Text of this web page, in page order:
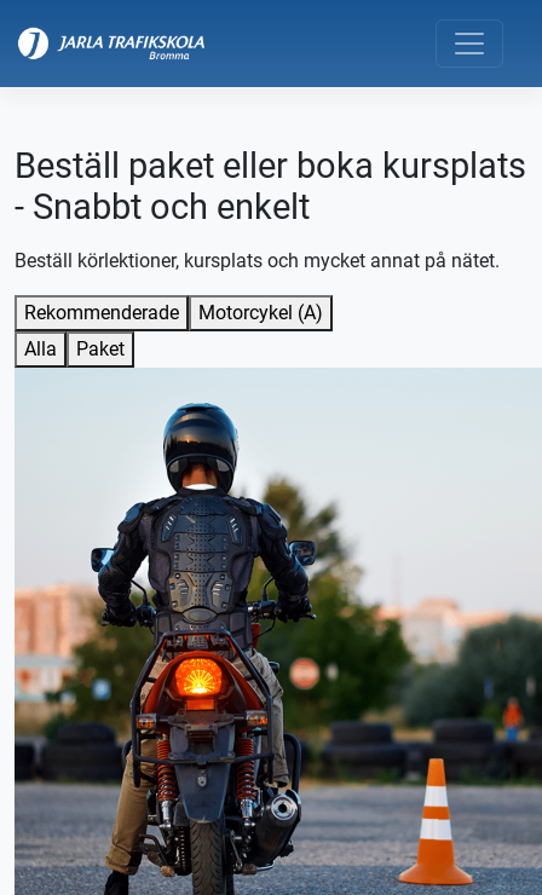
Beställ paket eller boka kursplats
- Snabbt och enkelt
Beställ körlektioner, kursplats och mycket annat på nätet.
Rekommenderade
Motorcykel (A)
Alla
Paket